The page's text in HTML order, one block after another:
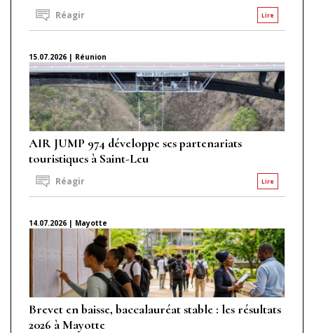
Lire
Réagir
15.07.2026 | Réunion
AIR JUMP 974 développe ses partenariats
touristiques à Saint-Leu
Lire
Réagir
14.07.2026 | Mayotte
Brevet en baisse, baccalauréat stable : les résultats
2026 à Mayotte